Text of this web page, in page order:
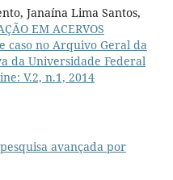
Janaína Lima Santos,
EM ACERVOS
caso no Arquivo Geral da
da Universidade Federal
V.2, n.1, 2014
avançada por